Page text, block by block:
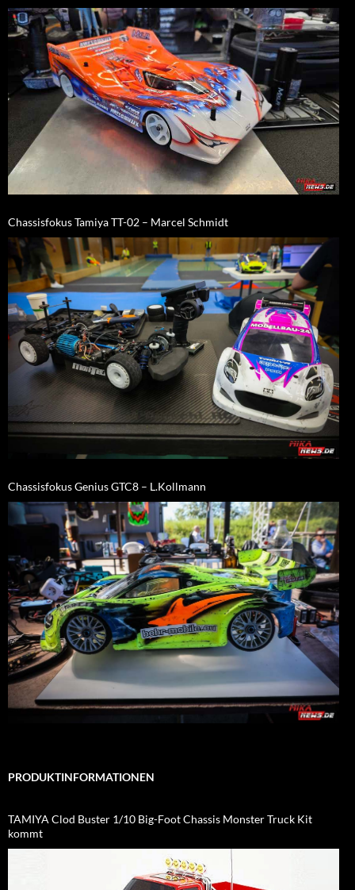
Chassisfokus Tamiya TT-02 – Marcel Schmidt
Chassisfokus Genius GTC8 – L.Kollmann
PRODUKTINFORMATIONEN
TAMIYA Clod Buster 1/10 Big-Foot Chassis Monster Truck Kit
kommt